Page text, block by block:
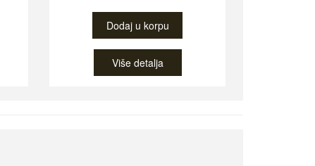
Dodaj u korpu
Više detalja